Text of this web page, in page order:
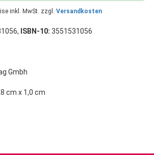
inkl. MwSt. zzgl. Versandkosten
ISBN-10: 3551531056
Gmbh
cm x 1,0 cm